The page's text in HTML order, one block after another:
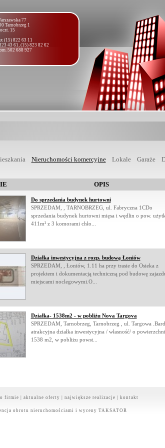
77
Tarnobrzeg 1
15
(15) 822 63 11
43 61, (15) 823 82 62
502 688 927
Nieruchomości komercyjne Lokale Garaże
OPIS
Do sprzedania budynek hurtowni
SPRZEDAM, , TARNOBRZEG, ul. Fabryczna 1CDo
sprzedania budynek hurtowni mięsa i wędlin o pow.
411m² z 3 komorami chło...
Działka inwestycyjna z rozp. budową Łoniów
SPRZEDAM, , Łoniów, 1.11 ha przy trasie do Osieka z
projektem i dokumentacją techniczną pod budowę
miejscami noclegowymi.O...
Działka- 1538m2 - w pobliżu Nova Targova
SPRZEDAM, Tarnobrzeg, Tarnobrzeg , ul. Targowa
atrakcyjna działka inwestycyjna / własność/ o
1538 m2, w pobliżu powst...
o firmie aktualne oferty największe realizacje kontakt
obrotu nieruchomościami i wyceny TAKSATOR